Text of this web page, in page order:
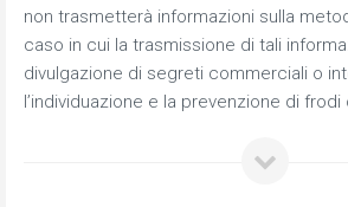
non trasmetterà informazioni sulla
caso in cui la trasmissione di tali
divulgazione di segreti commerciali o
l’individuazione e la prevenzione di frodi